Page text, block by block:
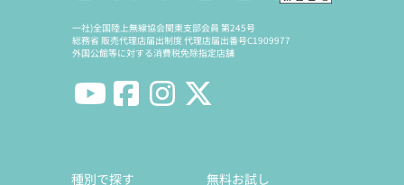
一社)全国陸上無線協会関東支部会員 第245号
総務省 販売代理店届出制度 代理店届出番号C1909977
外国公館等に対する消費税免除指定店舗
種別で探す 無料お試し